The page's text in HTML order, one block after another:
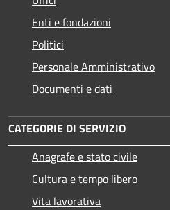
Enti e fondazioni
Politici
Personale Amministrativo
Documenti e dati
CATEGORIE DI SERVIZIO
Anagrafe e stato civile
Cultura e tempo libero
Vita lavorativa